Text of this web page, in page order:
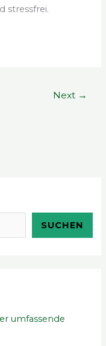
stressfrei.
Next →
SUCHEN
umfassende